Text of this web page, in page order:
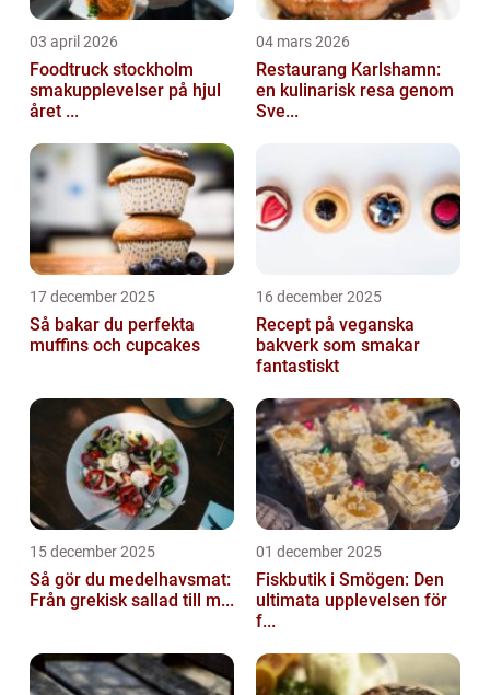
03 april 2026
Foodtruck stockholm
smakupplevelser på hjul
året ...
04 mars 2026
Restaurang Karlshamn:
en kulinarisk resa genom
Sve...
17 december 2025
Så bakar du perfekta
muffins och cupcakes
16 december 2025
Recept på veganska
bakverk som smakar
fantastiskt
15 december 2025
Så gör du medelhavsmat:
Från grekisk sallad till m...
01 december 2025
Fiskbutik i Smögen: Den
ultimata upplevelsen för
f...